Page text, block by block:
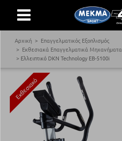
Αρχική
Επαγγελματικός Εξοπλισμός
Εκθεσιακά Επαγγελματικά Μηχανήματα
Ελλειπτικό DKN Technology EB-5100i
Εκθεσιακό